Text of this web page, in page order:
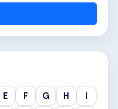
E F G H
I